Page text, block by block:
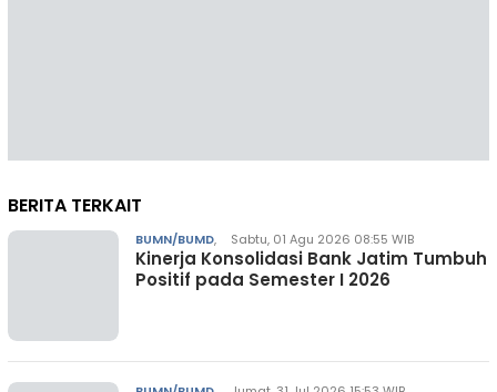
BERITA TERKAIT
BUMN/BUMD, Sabtu, 01 Agu 2026 08:55 WIB
Kinerja Konsolidasi Bank Jatim Tumbuh
Positif pada Semester I 2026